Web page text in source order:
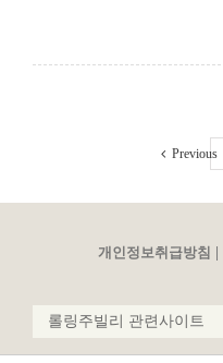
Previous
개인정보취급방침